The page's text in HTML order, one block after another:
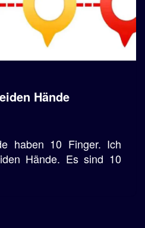
Hände
haben 10 Finger. Ich
Hände. Es sind 10